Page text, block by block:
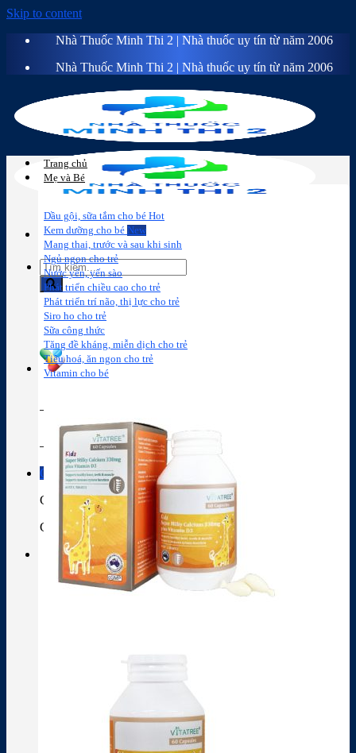
Skip to content
Nhà Thuốc Minh Thi 2 | Nhà thuốc uy tín từ năm 2006
Nhà Thuốc Minh Thi 2 | Nhà thuốc uy tín từ năm 2006
Sữa công
thức
Thành phần thuốc
Giỏ hàng
Giỏ hàng
Chưa có sản phẩm trong giỏ hàng.
Trang chủ
Mẹ và Bé
Dầu gội, sữa tắm cho bé
Kem dưỡng cho bé
Mang thai, trước và sau khi sinh
Ngủ ngon cho trẻ
Nước yến, yến sào
Phát triển chiều cao cho trẻ
Phát triển trí não, thị lực cho trẻ
Siro ho cho trẻ
Sữa công thức
Tăng đề kháng, miễn dịch cho trẻ
Tiêu hoá, ăn ngon cho trẻ
Vitamin cho bé